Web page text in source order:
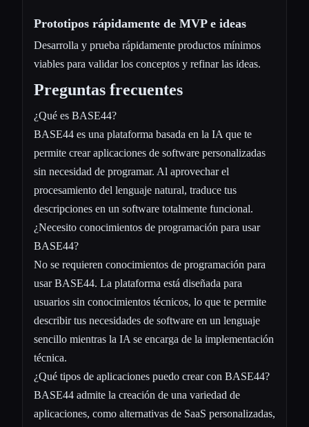
Prototipos rápidamente de MVP e ideas
Desarrolla y prueba rápidamente productos mínimos
viables para validar los conceptos y refinar las ideas.
Preguntas frecuentes
¿Qué es BASE44?
BASE44 es una plataforma basada en la IA que te
permite crear aplicaciones de software personalizadas
sin necesidad de programar. Al aprovechar el
procesamiento del lenguaje natural, traduce tus
descripciones en un software totalmente funcional.
¿Necesito conocimientos de programación para usar
BASE44?
No se requieren conocimientos de programación para
usar BASE44. La plataforma está diseñada para
usuarios sin conocimientos técnicos, lo que te permite
describir tus necesidades de software en un lenguaje
sencillo mientras la IA se encarga de la implementación
técnica.
¿Qué tipos de aplicaciones puedo crear con BASE44?
BASE44 admite la creación de una variedad de
aplicaciones, como alternativas de SaaS personalizadas,